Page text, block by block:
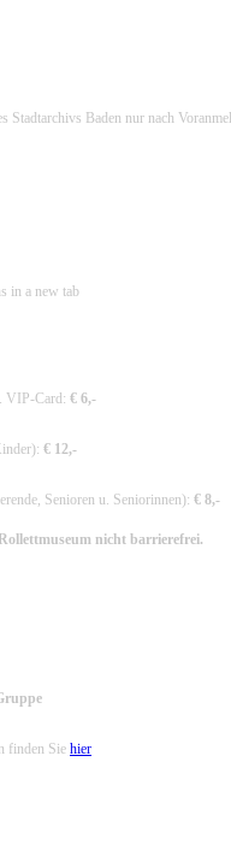
Stadtarchivs Baden nur nach
in a new tab
VIP-Card: € 6,-
€ 12,-
Senioren u. Seniorinnen): € 8,-
nicht barrierefrei.
finden Sie hier